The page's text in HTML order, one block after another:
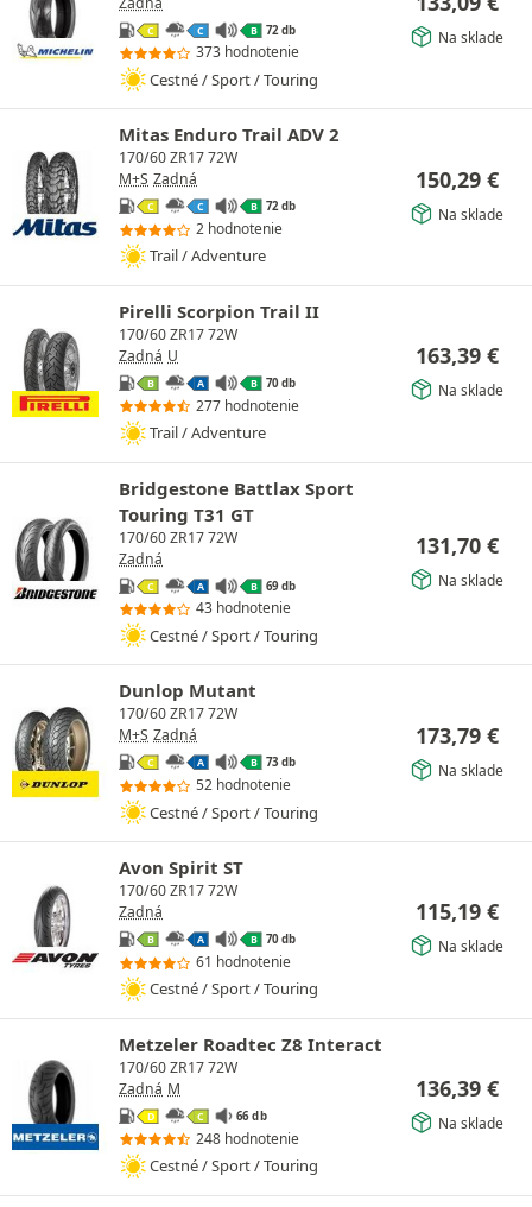
C C B 72 db
373 hodnotenie
Cestné / Sport / Touring
Na sklade
Mitas Enduro Trail ADV 2
170/60 ZR17 72W
M+S Zadná
C C B 72 db
2 hodnotenie
Trail / Adventure
150,29 €
Na sklade
Pirelli Scorpion Trail II
170/60 ZR17 72W
Zadná U
B A B 70 db
277 hodnotenie
Trail / Adventure
163,39 €
Na sklade
Bridgestone Battlax Sport
Touring T31 GT
170/60 ZR17 72W
Zadná
C A B 69 db
43 hodnotenie
Cestné / Sport / Touring
131,70 €
Na sklade
Dunlop Mutant
170/60 ZR17 72W
M+S Zadná
C A B 73 db
52 hodnotenie
Cestné / Sport / Touring
173,79 €
Na sklade
Avon Spirit ST
170/60 ZR17 72W
Zadná
B A B 70 db
61 hodnotenie
Cestné / Sport / Touring
115,19 €
Na sklade
Metzeler Roadtec Z8 Interact
170/60 ZR17 72W
Zadná M
D C 66 db
248 hodnotenie
Cestné / Sport / Touring
136,39 €
Na sklade